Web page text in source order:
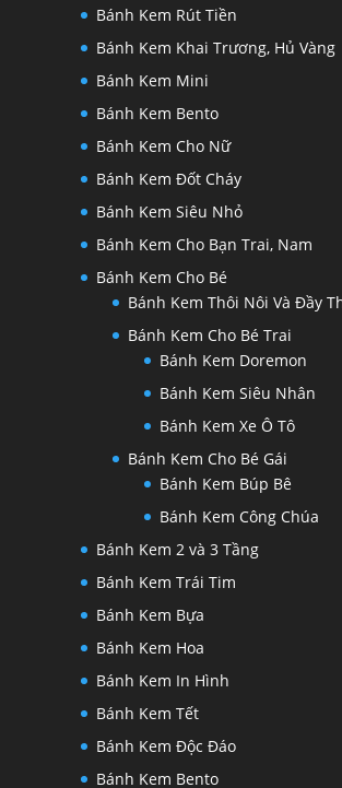
Bánh Kem Rút Tiền
Bánh Kem Khai Trương, Hủ Vàng
Bánh Kem Mini
Bánh Kem Bento
Bánh Kem Cho Nữ
Bánh Kem Đốt Cháy
Bánh Kem Siêu Nhỏ
Bánh Kem Cho Bạn Trai, Nam
Bánh Kem Cho Bé
Bánh Kem Thôi Nôi Và Đầy
Bánh Kem Cho Bé Trai
Bánh Kem Doremon
Bánh Kem Siêu Nhân
Bánh Kem Xe Ô Tô
Bánh Kem Cho Bé Gái
Bánh Kem Búp Bê
Bánh Kem Công Chúa
Bánh Kem 2 và 3 Tầng
Bánh Kem Trái Tim
Bánh Kem Bựa
Bánh Kem Hoa
Bánh Kem In Hình
Bánh Kem Tết
Bánh Kem Độc Đáo
Bánh Kem Bento